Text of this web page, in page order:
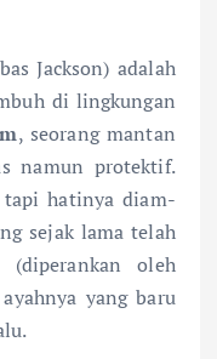
Jackson) adalah
di lingkungan
, seorang mantan
namun protektif.
tapi hatinya diam-
sejak lama telah
(diperankan oleh
yang baru